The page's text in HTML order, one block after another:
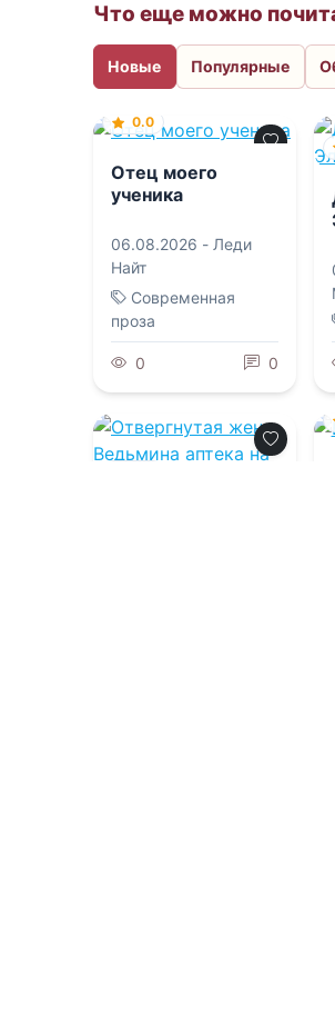
Что еще можно
Новые Популярные
0.0
Отец моего
ученика
06.08.2026 - Леди
Найт
Современная
проза
0 0